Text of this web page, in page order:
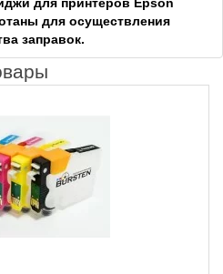
для принтеров Epson
для осуществления
заправок.